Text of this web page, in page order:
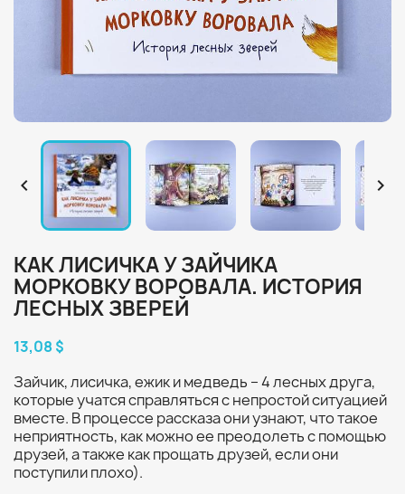
 
КАК ЛИСИЧКА У ЗАЙЧИКА
МОРКОВКУ ВОРОВАЛА. ИСТОРИЯ
ЛЕСНЫХ ЗВЕРЕЙ
13,08 $
Зайчик, лисичка, ежик и медведь – 4 лесных друга,
которые учатся справляться с непростой ситуацией
вместе. В процессе рассказа они узнают, что такое
неприятность, как можно ее преодолеть с помощью
друзей, а также как прощать друзей, если они
поступили плохо).